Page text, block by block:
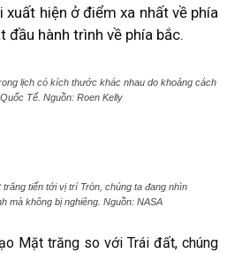
xuất hiện ở điểm xa nhất về phía
đầu hành trình về phía bắc.
lịch có kích thước khác nhau do khoảng cách
Tế. Nguồn: Roen Kelly
trăng tiến tới vị trí Tròn, chúng ta đang nhìn
mà không bị nghiêng. Nguồn: NASA
Mặt trăng so với Trái đất, chúng